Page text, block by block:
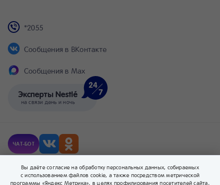
Эксперты Nestlé
на связи день и ночь
*2055
Сообщения в ВКонтакте
Сообщения в Max
ЧАТ-БОТ
© Компания Nestlé, 2026 г. Все права защищены.
® Владелец товарных знаков: Société des Produits Nestlé S.A. (Швейцария).
Вы даёте согласие на обработку персональных данных, собираемых
с использованием файлов cookie, а также посредством метрической
программы «Яндекс Метрика», в целях профилирования посетителей сайта,